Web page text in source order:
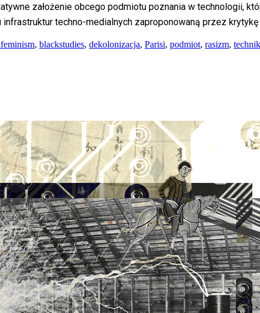
założenie obcego podmiotu poznania w technologii,
techno-medialnych zaproponowaną przez
, blackstudies, dekolonizacja, Parisi, podmiot, rasizm,